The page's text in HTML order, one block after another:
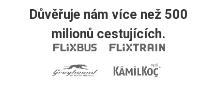
Důvěřuje nám více než 500
milionů cestujících.